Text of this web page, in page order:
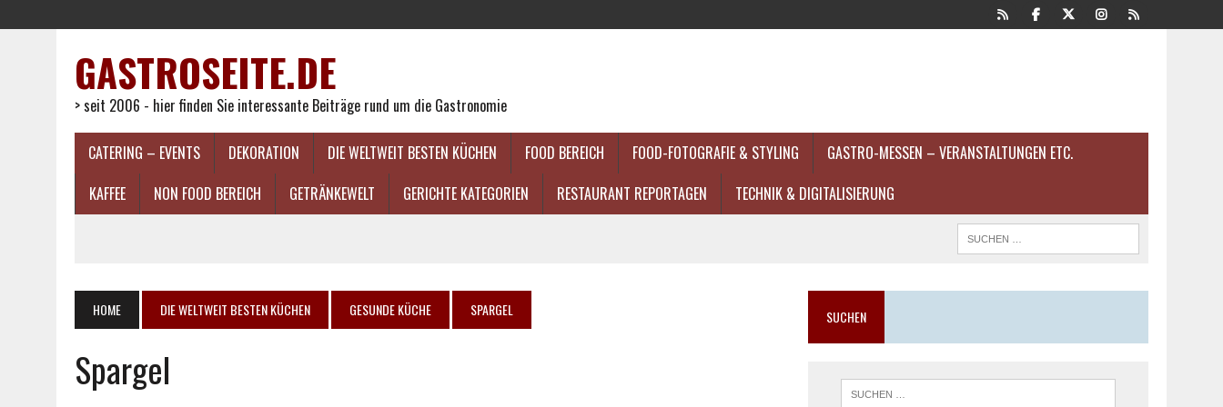
GASTROSEITE.DE
> seit 2006 - hier finden Sie interessante Beiträge rund um die Gastronomie
CATERING – EVENTS DEKORATION DIE WELTWEIT BESTEN KÜCHEN FOOD BEREICH FOOD-FOTOGRAFIE & STYLING
GASTRO-MESSEN – VERANSTALTUNGEN ETC.
KAFFEE
NON FOOD BEREICH GETRÄNKEWELT GERICHTE KATEGORIEN RESTAURANT REPORTAGEN TECHNIK & DIGITALISIERUNG
HOME DIE WELTWEIT BESTEN KÜCHEN GESUNDE KÜCHE SPARGEL
Spargel
SUCHEN